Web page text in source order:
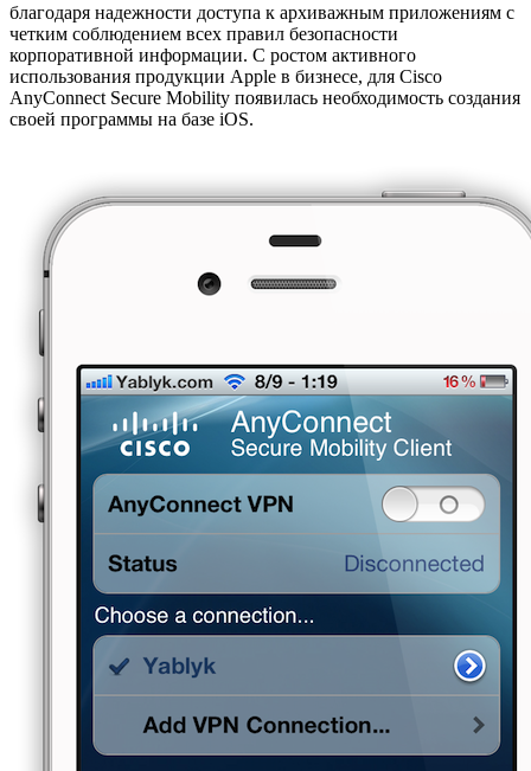
благодаря надежности доступа к архиважным приложениям с
четким соблюдением всех правил безопасности
корпоративной информации. С ростом активного
использования продукции Apple в бизнесе, для Cisco
AnyConnect Secure Mobility появилась необходимость создания
своей программы на базе iOS.